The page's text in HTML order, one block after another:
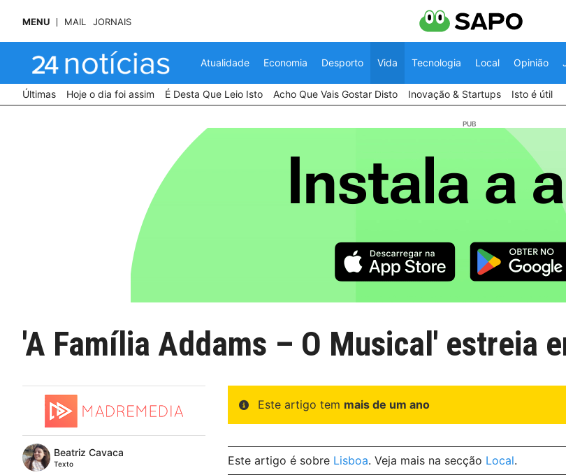
MENU MAIL JORNAIS
Atualidade Economia Desporto Vida Tecnologia Local Opinião
Últimas Hoje o dia foi assim É Desta Que Leio Isto Acho Que Vais Gostar Disto Inovação & Startups Isto é útil
'A Família Addams – O Musical' estreia
Beatriz Cavaca
Texto
Este artigo tem mais de um ano
Este artigo é sobre Lisboa. Veja mais na secção Local.